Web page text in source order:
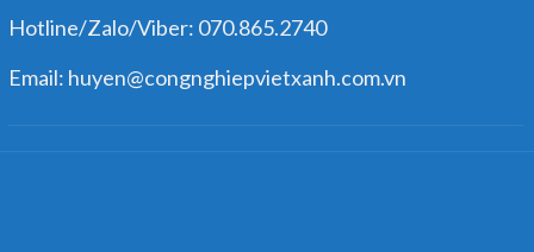
Hotline/Zalo/Viber: 070.865.2740
Email: huyen@congnghiepvietxanh.com.vn